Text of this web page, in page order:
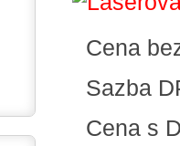
Cena
Sazba
Cena s